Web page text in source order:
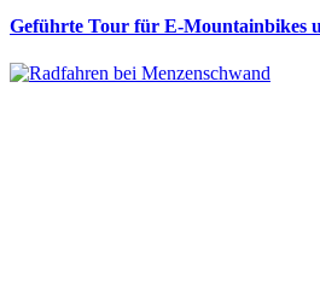
Geführte Tour für E-Mountainbikes